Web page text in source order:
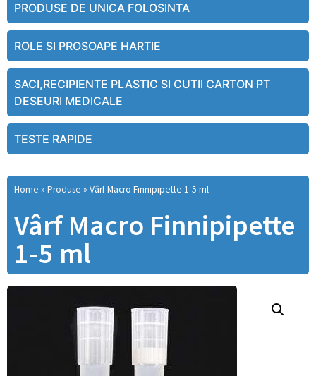
PRODUSE DE UNICA FOLOSINTA
ROLE SI PROSOAPE HARTIE
SACI,RECIPIENTE PLASTIC SI CUTII CARTON PT
DESEURI MEDICALE
TESTE RAPIDE
Home » Produse » Vârf Macro Finnipipette 1-5 ml
Vârf Macro Finnipipette
1-5 ml